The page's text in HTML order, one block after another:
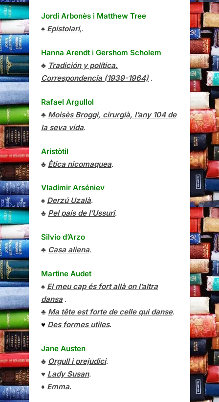
Jordi Arbonès i Matthew Tree
♠ Epistolari,.
Hanna Arendt i Gershom Scholem
♣ Tradición y política.
Correspondencia (1939-1964) .
Rafael Argullol
♣ Moisès Broggi, cirurgià, l’any 104 de
la seva vida.
Aristòtil
♣ Ètica nicomaquea.
Vladímir Arséniev
♠ Derzú Uzalà.
♣ Pel país de l’Ussuri.
Silvio d’Arzo
♣ Casa aliena.
Martine Audet
♠ El meu cap és fort allà on l’altra
dansa.
♣ Ma tête est forte de celle qui danse.
♥ Des formes utiles.
Jane Austen
♣ Orgull i prejudici.
♥ Lady Susan.
♦ Emma.